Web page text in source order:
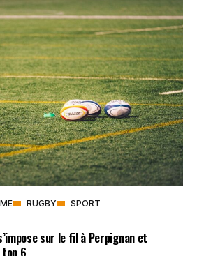
RUGBY
SPORT
sur le fil à Perpignan et
6